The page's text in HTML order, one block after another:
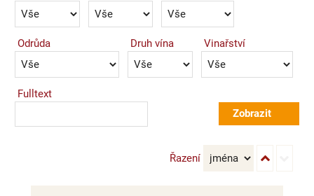
Odrůda Druh vína Vinařství
Fulltext
Řazení